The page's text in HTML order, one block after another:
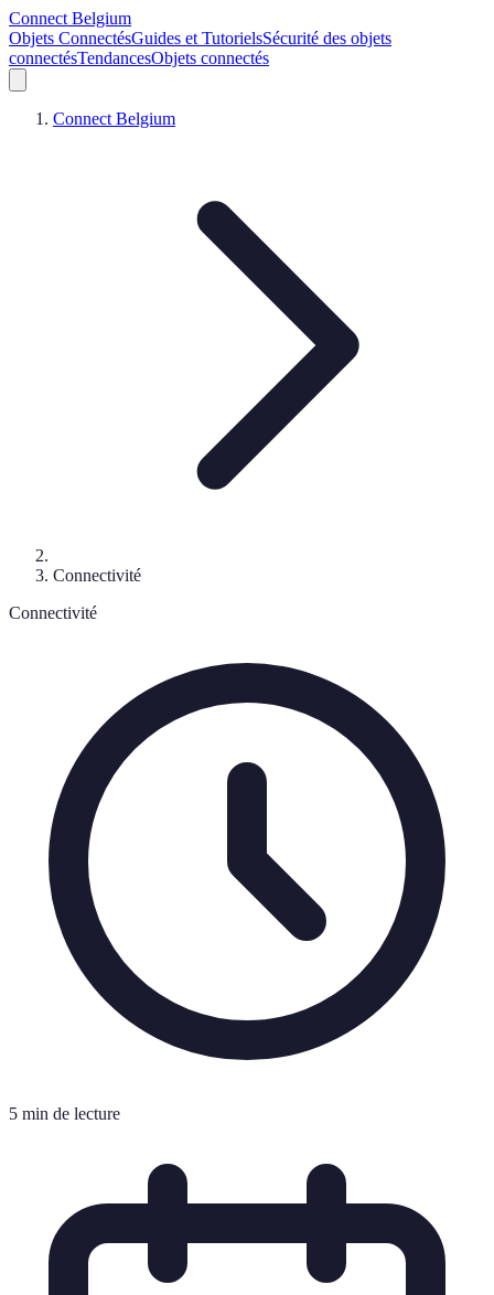
Connect Belgium
Objets ConnectésGuides et TutorielsSécurité des objets
connectésTendancesObjets connectés
Connect Belgium
Connectivité
Connectivité
5 min de lecture